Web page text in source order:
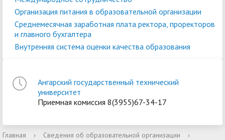
Организация питания в образовательной организации
Среднемесячная заработная плата ректора, проректоров
и главного бухгалтера
Внутренняя система оценки качества образования
Ангарский государственный технический
университет
Приемная комиссия 8(3955)67-34-17
Главная › Сведения об образовательной организации
›